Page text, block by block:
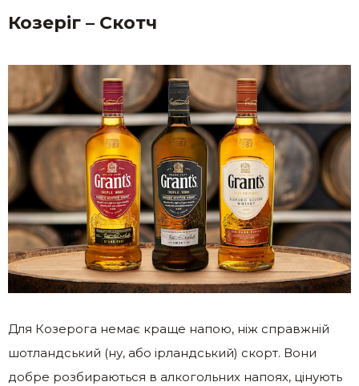
Козеріг – Скотч
Для Козерога немає краще напою, ніж справжній
шотландський (ну, або ірландський) скорт. Вони
добре розбираються в алкогольних напоях, цінують